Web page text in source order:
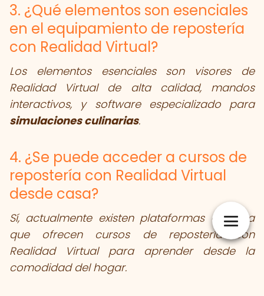
3. ¿Qué elementos son esenciales
en el equipamiento de repostería
con Realidad Virtual?
Los elementos esenciales son visores de
Realidad Virtual de alta calidad, mandos
interactivos, y software especializado para
simulaciones culinarias.
4. ¿Se puede acceder a cursos de
repostería con Realidad Virtual
desde casa?
Sí, actualmente existen plataformas en línea
que ofrecen cursos de repostería con
Realidad Virtual para aprender desde la
comodidad del hogar.